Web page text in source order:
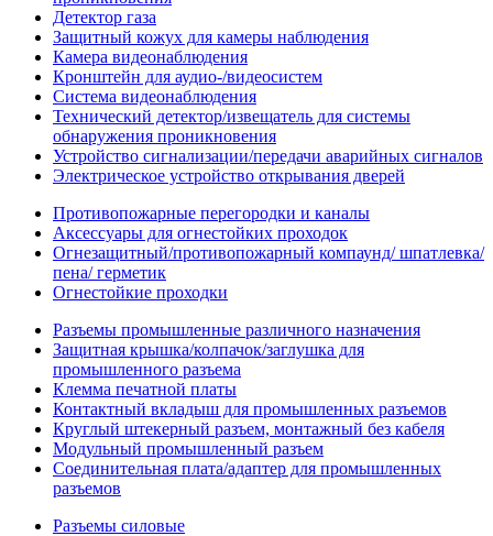
Детектор газа
Защитный кожух для камеры наблюдения
Камера видеонаблюдения
Кронштейн для аудио-/видеосистем
Система видеонаблюдения
Технический детектор/извещатель для системы
обнаружения проникновения
Устройство сигнализации/передачи аварийных сигналов
Электрическое устройство открывания дверей
Противопожарные перегородки и каналы
Аксессуары для огнестойких проходок
Огнезащитный/противопожарный компаунд/ шпатлевка/
пена/ герметик
Огнестойкие проходки
Разъемы промышленные различного назначения
Защитная крышка/колпачок/заглушка для
промышленного разъема
Клемма печатной платы
Контактный вкладыш для промышленных разъемов
Круглый штекерный разъем, монтажный без кабеля
Модульный промышленный разъем
Соединительная плата/адаптер для промышленных
разъемов
Разъемы силовые